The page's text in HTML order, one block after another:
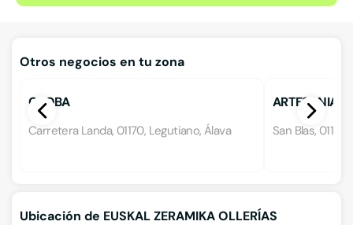
Otros negocios en tu zona
CAOBA
Carretera Landa, 01170, Legutiano, Álava
ARTESANIA
San Blas,
Ubicación de EUSKAL ZERAMIKA OLLERÍAS